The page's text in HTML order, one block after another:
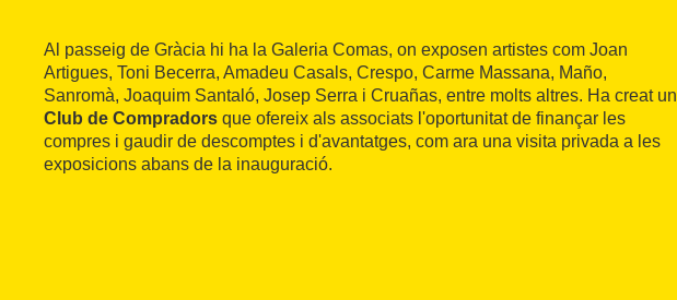
Al passeig de Gràcia hi ha la Galeria Comas, on exposen artistes com Joan
Artigues, Toni Becerra, Amadeu Casals, Crespo, Carme Massana, Maño,
Sanromà, Joaquim Santaló, Josep Serra i Cruañas, entre molts altres. Ha creat un
Club de Compradors que ofereix als associats l'oportunitat de finançar les
compres i gaudir de descomptes i d'avantatges, com ara una visita privada a les
exposicions abans de la inauguració.